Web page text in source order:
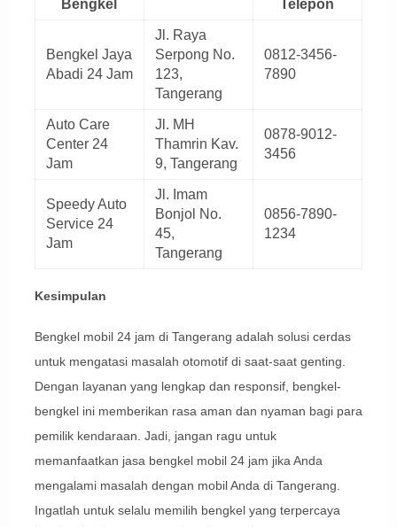
Bengkel Telepon
Bengkel Jaya
Abadi 24 Jam
Jl. Raya
Serpong No.
123,
Tangerang
0812-3456-
7890
Auto Care
Center 24
Jam
Jl. MH
Thamrin Kav.
9, Tangerang
0878-9012-
3456
Speedy Auto
Service 24
Jam
Jl. Imam
Bonjol No.
45,
Tangerang
0856-7890-
1234
Kesimpulan
Bengkel mobil 24 jam di Tangerang adalah solusi cerdas
untuk mengatasi masalah otomotif di saat-saat genting.
Dengan layanan yang lengkap dan responsif, bengkel-
bengkel ini memberikan rasa aman dan nyaman bagi para
pemilik kendaraan. Jadi, jangan ragu untuk
memanfaatkan jasa bengkel mobil 24 jam jika Anda
mengalami masalah dengan mobil Anda di Tangerang.
Ingatlah untuk selalu memilih bengkel yang terpercaya